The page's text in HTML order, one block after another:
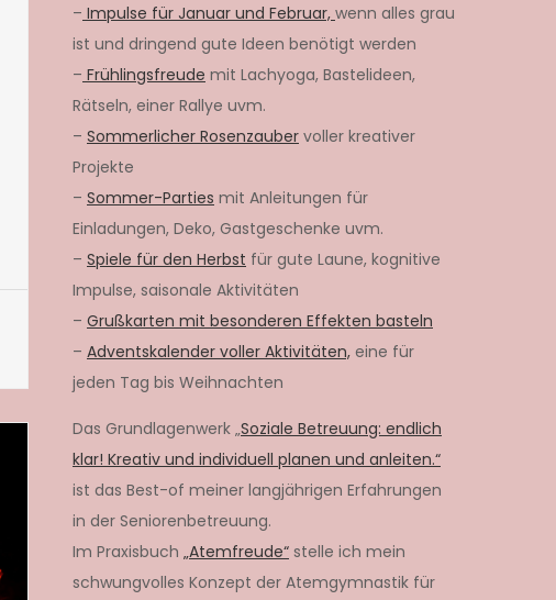
– Impulse für Januar und Februar, wenn alles grau
ist und dringend gute Ideen benötigt werden
– Frühlingsfreude mit Lachyoga, Bastelideen,
Rätseln, einer Rallye uvm.
– Sommerlicher Rosenzauber voller kreativer
Projekte
– Sommer-Parties mit Anleitungen für
Einladungen, Deko, Gastgeschenke uvm.
– Spiele für den Herbst für gute Laune, kognitive
Impulse, saisonale Aktivitäten
– Grußkarten mit besonderen Effekten basteln
– Adventskalender voller Aktivitäten, eine für
jeden Tag bis Weihnachten
Das Grundlagenwerk „Soziale Betreuung: endlich
klar! Kreativ und individuell planen und anleiten.“
ist das Best-of meiner langjährigen Erfahrungen
in der Seniorenbetreuung.
Im Praxisbuch „Atemfreude“ stelle ich mein
schwungvolles Konzept der Atemgymnastik für